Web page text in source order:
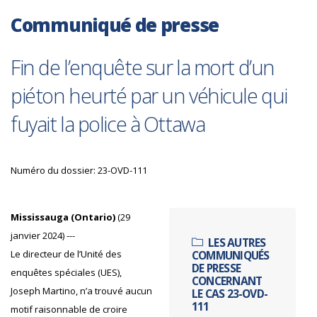
Communiqué de presse
Fin de l’enquête sur la mort d’un
piéton heurté par un véhicule qui
fuyait la police à Ottawa
Numéro du dossier: 23-OVD-111
LES AUTRES
COMMUNIQUÉS
DE PRESSE
CONCERNANT
LE CAS 23-OVD-
111
Mississauga (Ontario)(29
janvier 2024) ---
Le directeur de l’Unité des
enquêtes spéciales (UES),
Joseph Martino, n’a trouvé aucun
motif raisonnable de croire